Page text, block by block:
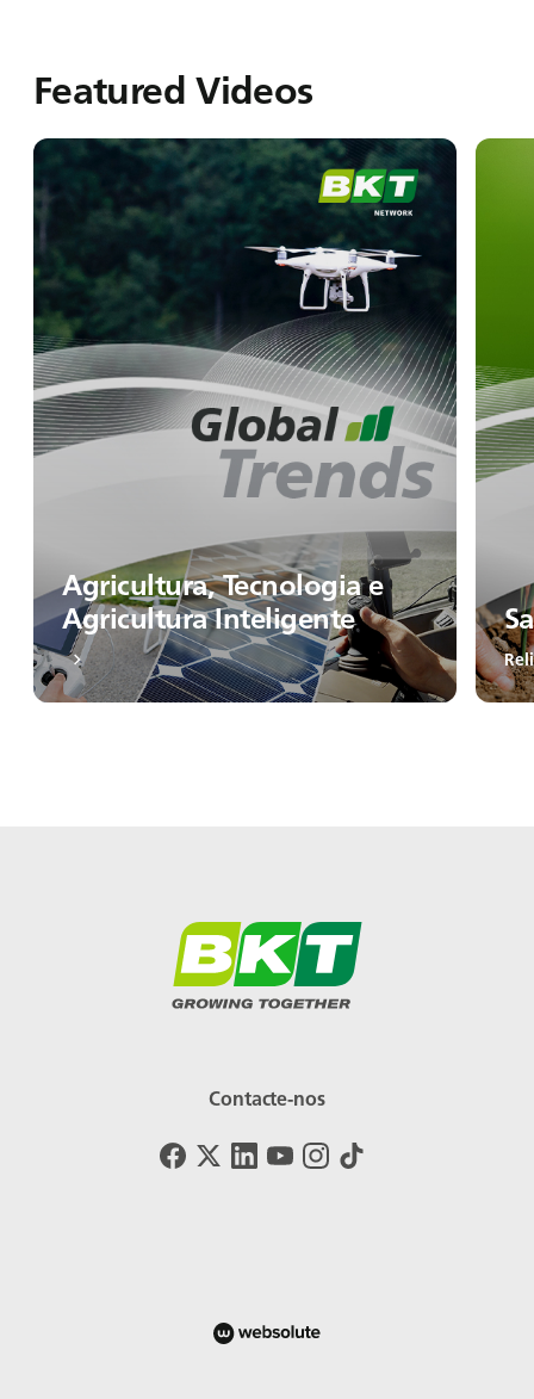
Featured Videos
Agricultura, Tecnologia e
Agricultura Inteligente
Contacte-nos